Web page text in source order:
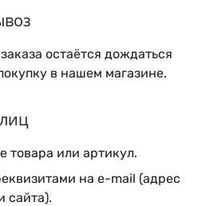
остаётся дождаться
в нашем магазине.
товара или артикул.
на e-mail (адрес
сайта).